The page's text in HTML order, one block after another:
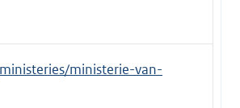
ministerie-van-